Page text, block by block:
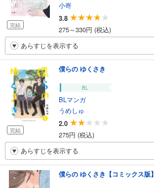
完結
小嵜
3.8
275～330円 (税込)
あらすじを表示する
完結
僕らの ゆくさき
BL
BLマンガ
うめしゅ
2.0
275円 (税込)
あらすじを表示する
僕らの ゆくさき【コミックス版】